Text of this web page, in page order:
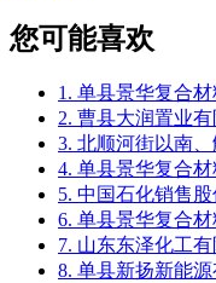
您可能喜欢
1. 单县景华复合
2. 曹县大润置业
3. 北顺河街以南
4. 单县景华复合
5. 中国石化销售
6. 单县景华复合
7. 山东东泽化工
8. 单县新扬新能